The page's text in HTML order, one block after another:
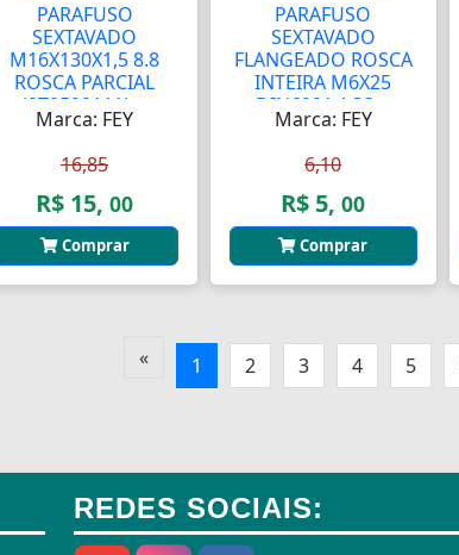
PARAFUSO
SEXTAVADO
M16X130X1,5 8.8
ROSCA PARCIAL
(2T0599111L...
Marca: FEY
16,85
R$ 15, 00
Comprar
PARAFUSO
SEXTAVADO
FLANGEADO ROSCA
INTEIRA M6X25
DIN6921 ACO...
Marca: FEY
6,10
R$ 5,00
Comprar
« 1 2 3 4 5
REDES SOCIAIS: